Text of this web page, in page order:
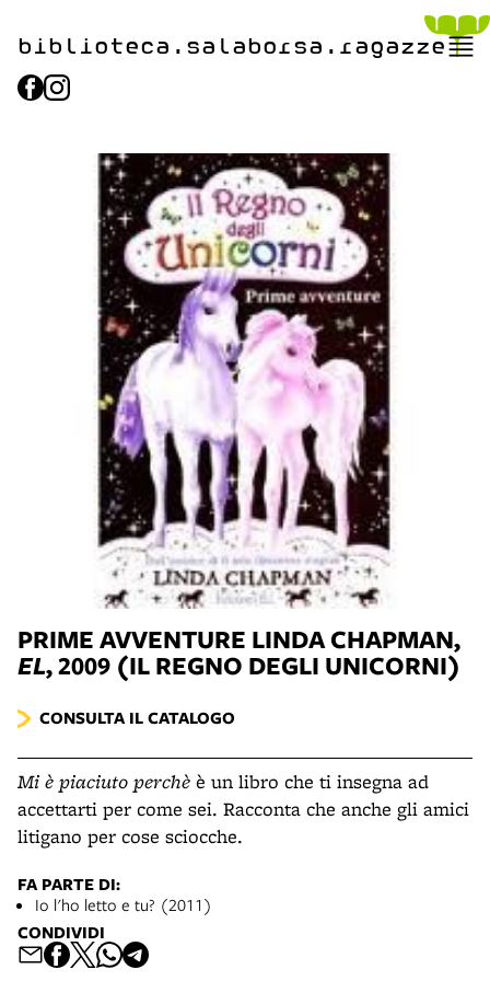
biblioteca.​salaborsa.ragazze
PRIME AVVENTURE LINDA CHAPMAN,
EL, 2009 (IL REGNO DEGLI UNICORNI)
CONSULTA IL CATALOGO
Mi è piaciuto perchè è un libro che ti insegna ad
accettarti per come sei. Racconta che anche gli amici
litigano per cose sciocche.
FA PARTE DI:
Io l'ho letto e tu? (2011)
CONDIVIDI